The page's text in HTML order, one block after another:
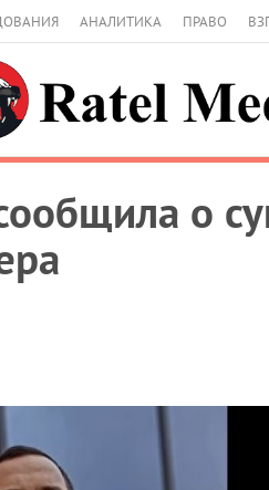
АНАЛИТИКА ПРАВО
о